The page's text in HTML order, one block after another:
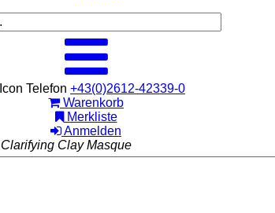
+43(0)2612-42339-0
Warenkorb
Merkliste
Anmelden
Clay Masque